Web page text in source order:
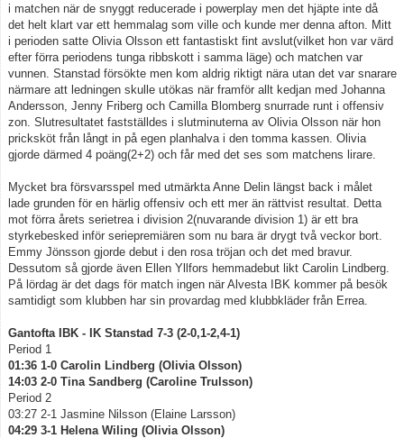
i matchen när de snyggt reducerade i powerplay men det hjäpte inte då
det helt klart var ett hemmalag som ville och kunde mer denna afton. Mitt
i perioden satte Olivia Olsson ett fantastiskt fint avslut(vilket hon var värd
efter förra periodens tunga ribbskott i samma läge) och matchen var
vunnen. Stanstad försökte men kom aldrig riktigt nära utan det var snarare
närmare att ledningen skulle utökas när framför allt kedjan med Johanna
Andersson, Jenny Friberg och Camilla Blomberg snurrade runt i offensiv
zon. Slutresultatet fastställdes i slutminuterna av Olivia Olsson när hon
pricksköt från långt in på egen planhalva i den tomma kassen. Olivia
gjorde därmed 4 poäng(2+2) och får med det ses som matchens lirare.
Mycket bra försvarsspel med utmärkta Anne Delin längst back i målet
lade grunden för en härlig offensiv och ett mer än rättvist resultat. Detta
mot förra årets serietrea i division 2(nuvarande division 1) är ett bra
styrkebesked inför seriepremiären som nu bara är drygt två veckor bort.
Emmy Jönsson gjorde debut i den rosa tröjan och det med bravur.
Dessutom så gjorde även Ellen Yllfors hemmadebut likt Carolin Lindberg.
På lördag är det dags för match ingen när Alvesta IBK kommer på besök
samtidigt som klubben har sin provardag med klubbkläder från Errea.
Gantofta IBK - IK Stanstad 7-3 (2-0,1-2,4-1)
Period 1
01:36 1-0 Carolin Lindberg (Olivia Olsson)
14:03 2-0 Tina Sandberg (Caroline Trulsson)
Period 2
03:27 2-1 Jasmine Nilsson (Elaine Larsson)
04:29 3-1 Helena Wiling (Olivia Olsson)